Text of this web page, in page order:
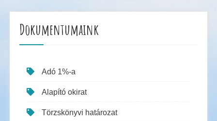
Dokumentumaink
Adó 1%-a
Alapító okirat
Törzskönyvi határozat